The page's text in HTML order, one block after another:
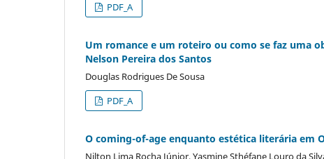
PDF_A
Um romance e um roteiro ou como se faz uma
Nelson Pereira dos Santos
Douglas Rodrigues De Sousa
PDF_A
O coming-of-age enquanto estética literária em